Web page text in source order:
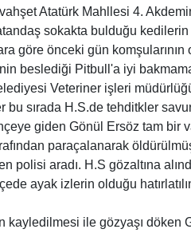
Atatürk Mahllesi 4.
sokakta bulduğu kedilerin
göre önceki gün komşularının
nin beslediği Pitbull'a iyi
Veteriner işleri
sırada H.S.de tehditkler
giden Gönül Ersöz tam bir
paraçalanarak
polisi aradı. H.S gözaltına
ayak izlerin olduğu
kayledilmesi ile gözyaşı döken